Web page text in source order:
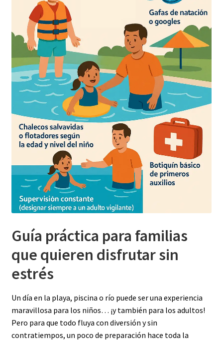
Guía práctica para familias
que quieren disfrutar sin
estrés
Un día en la playa, piscina o río puede ser una experiencia
maravillosa para los niños… ¡y también para los adultos!
Pero para que todo fluya con diversión y sin
contratiempos, un poco de preparación hace toda la